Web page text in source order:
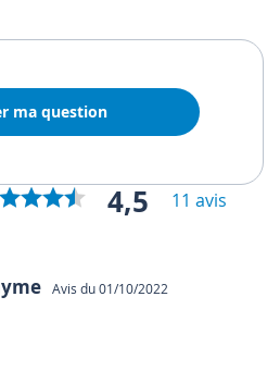
ma question
4,5 11 avis
Avis du 01/10/2022